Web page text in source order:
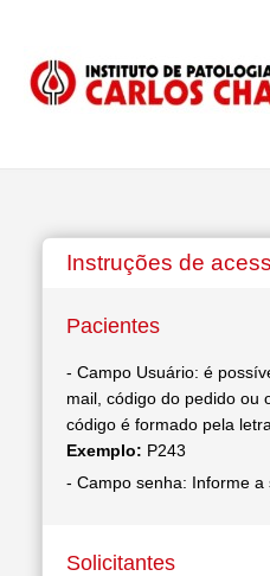
Instruções de
Pacientes
- Campo Usuário: é
mail, código do pedido ou
código é formado pela
Exemplo: P243
- Campo senha: Informe
Solicitantes